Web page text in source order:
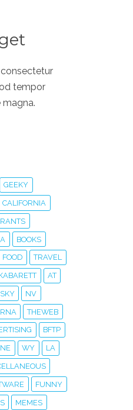
tempor
GEEKY
CALIFORNIA
RANTS
BOOKS
FOOD TRAVEL
AT
NV
THEWEB
BFTP
NE WY LA
FUNNY
MEMES